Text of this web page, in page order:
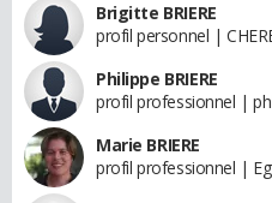
Brigitte BRIERE
profil personnel |
Philippe BRIERE
profil professionnel |
Marie BRIERE
profil professionnel |